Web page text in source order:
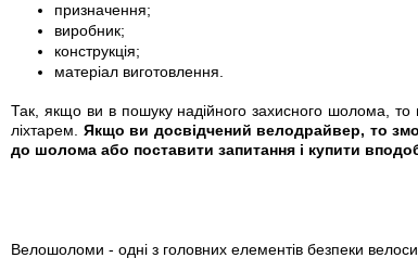
призначення;
виробник;
конструкція;
матеріал виготовлення.
Так, якщо ви в пошуку надійного захисного шолома, то
ліхтарем. Якщо ви досвідчений велодрайвер, то
до шолома або поставити запитання і купити
Велошоломи - одні з головних елементів безпеки